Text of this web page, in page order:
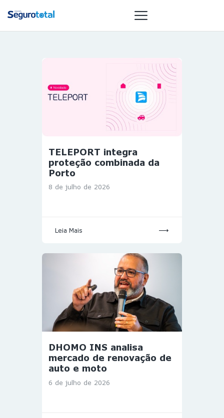
REVISTA
ESPECIAIS
GAIVOTA DE
MULHERES
GESTORAS
HOMEST
TELEPORT integra
proteção combinada da
Porto
8 de julho de 2026
Leia Mais
DHOMO INS analisa
mercado de renovação de
auto e moto
6 de julho de 2026